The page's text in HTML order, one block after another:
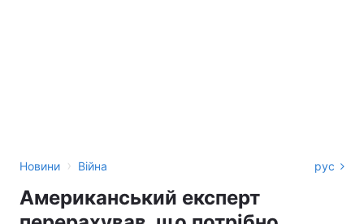
Новини › Війна рус
Американський експерт